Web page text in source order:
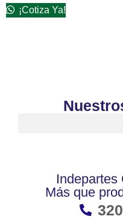
¡Cotiza Ya!
Indepartes
Más que